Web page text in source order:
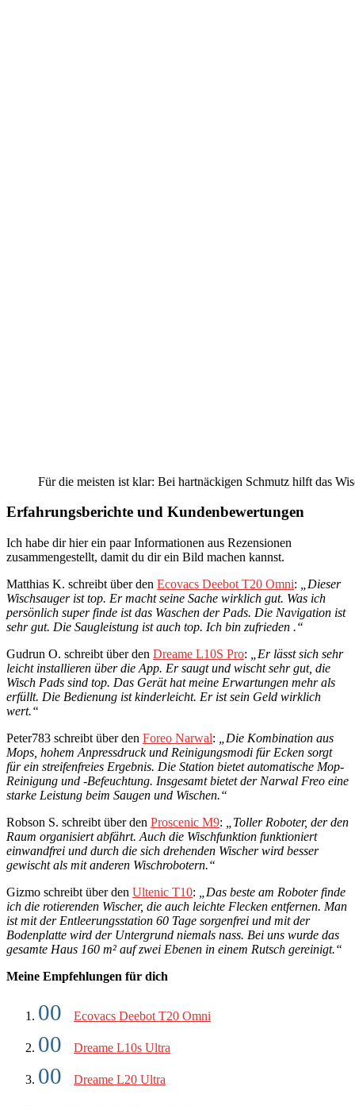
Für die meisten ist klar: Bei hartnäckigen Schmutz hilft das
Erfahrungsberichte und Kundenbewertungen
Ich habe dir hier ein paar Informationen aus Rezensionen
zusammengestellt, damit du dir ein Bild machen kannst.
Matthias K. schreibt über den Ecovacs Deebot T20 Omni:
„Dieser
Wischsauger ist top. Er macht seine Sache wirklich gut. Was ich
persönlich super finde ist das Waschen der Pads. Die Navigation ist
sehr gut. Die Saugleistung ist auch top. Ich bin zufrieden .“
Gudrun O. schreibt über den Dreame L10S Pro:
„Er lässt sich sehr
leicht installieren über die App. Er saugt und wischt sehr gut, die
Wisch Pads sind top. Das Gerät hat meine Erwartungen mehr als
erfüllt. Die Bedienung ist kinderleicht. Er ist sein Geld wirklich
wert.“
Peter783 schreibt über den Foreo Narwal:
„Die Kombination aus
Mops, hohem Anpressdruck und Reinigungsmodi für Ecken sorgt
für ein streifenfreies Ergebnis. Die Station bietet automatische Mop-
Reinigung und -Befeuchtung. Insgesamt bietet der Narwal Freo eine
starke Leistung beim Saugen und Wischen.“
Robson S. schreibt über den Proscenic M9:
„Toller Roboter, der den
Raum organisiert abfährt. Auch die Wischfunktion funktioniert
einwandfrei und durch die sich drehenden Wischerwird besser
gewischt als mit anderen Wischrobotern.“
Gizmo schreibt über den Ultenic T10:
„Das beste am Roboter finde
ich die rotierenden Wischer, die auch leichte Flecken entfernen. Man
ist mit der Entleerungsstation 60 Tage sorgenfrei und mit der
Bodenplatte wird der Untergrund niemals nass. Bei uns wurde das
gesamte Haus 160 m² auf zwei Ebenen in einem Rutsch gereinigt.“
Meine Empfehlungen für dich
Ecovacs Deebot T20 Omni
Dreame L10s Ultra
Dreame L20 Ultra